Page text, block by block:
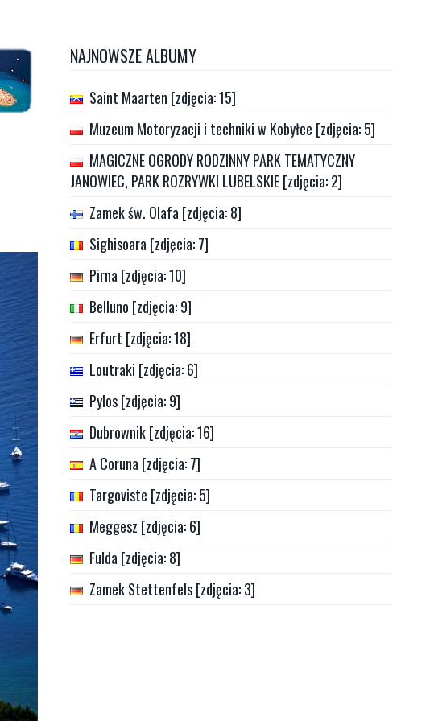
NAJNOWSZE ALBUMY
Saint Maarten [zdjęcia: 15]
Muzeum Motoryzacji i techniki w Kobyłce [zdjęcia: 5]
MAGICZNE OGRODY RODZINNY PARK TEMATYCZNY
JANOWIEC, PARK ROZRYWKI LUBELSKIE [zdjęcia: 2]
Zamek św. Olafa [zdjęcia: 8]
Sighisoara [zdjęcia: 7]
Pirna [zdjęcia: 10]
Belluno [zdjęcia: 9]
Erfurt [zdjęcia: 18]
Loutraki [zdjęcia: 6]
Pylos [zdjęcia: 9]
Dubrownik [zdjęcia: 16]
A Coruna [zdjęcia: 7]
Targoviste [zdjęcia: 5]
Meggesz [zdjęcia: 6]
Fulda [zdjęcia: 8]
Zamek Stettenfels [zdjęcia: 3]